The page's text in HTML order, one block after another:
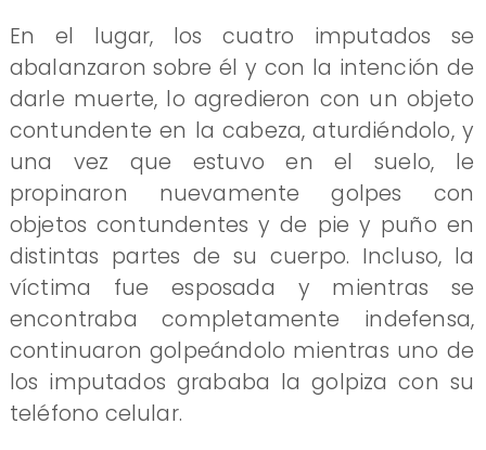
En el lugar, los cuatro imputados se
abalanzaron sobre él y con la intención de
darle muerte, lo agredieron con un objeto
contundente en la cabeza, aturdiéndolo, y
una vez que estuvo en el suelo, le
propinaron nuevamente golpes con
objetos contundentes y de pie y puño en
distintas partes de su cuerpo. Incluso, la
víctima fue esposada y mientras se
encontraba completamente indefensa,
continuaron golpeándolo mientras uno de
los imputados grababa la golpiza con su
teléfono celular.